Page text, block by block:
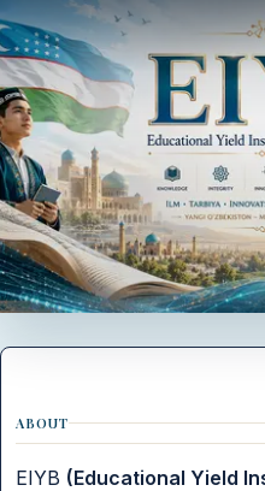
ABOUT
EIYB (Educational Yield